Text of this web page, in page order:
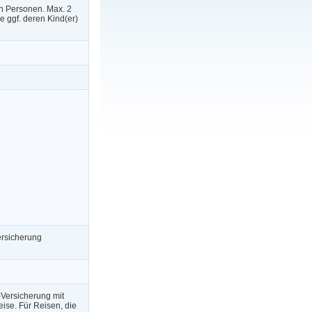
Personen. Max. 2
ggf. deren Kind(er)
mit
Für Reisen, die